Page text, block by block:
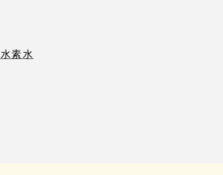
水素水